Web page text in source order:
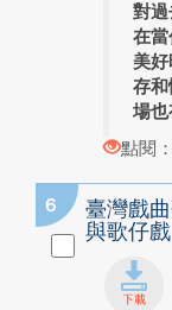
對過
在
美
存
場
點閱
6
臺灣戲
與歌仔